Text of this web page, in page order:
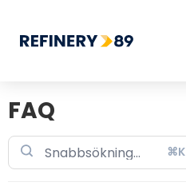
FAQ
⌘K